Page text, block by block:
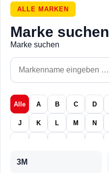
ALLE MARKEN
Marke suchen
Marke suchen
Alle A B C D
J K L M N
3M